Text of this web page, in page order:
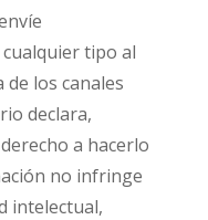
tipo al
los canales
declara,
a hacerlo
no infringe
intelectual,